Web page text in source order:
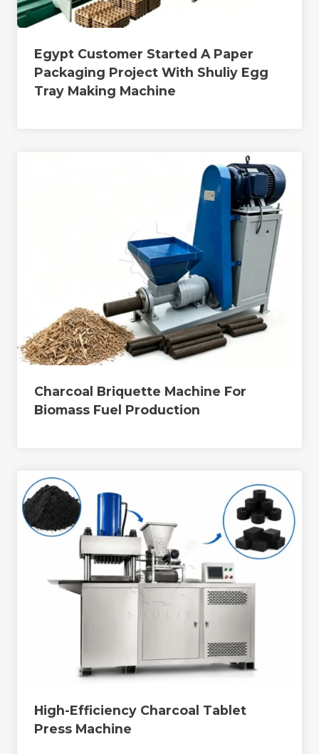
Egypt Customer Started A Paper
Packaging Project With Shuliy Egg
Tray Making Machine
Charcoal Briquette Machine For
Biomass Fuel Production
High-Efficiency Charcoal Tablet
Press Machine